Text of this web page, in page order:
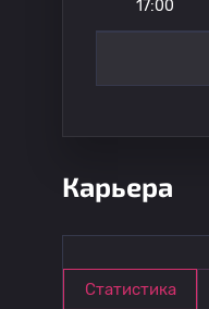
17:00
Карьера
Статистика